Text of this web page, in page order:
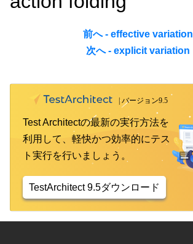
前へ - effective variation
次へ - explicit variation
Test Architectの最新の実行方法を
利用して、軽快かつ効率的にテス
ト実行を行いましょう。
TestArchitect 9.5ダウンロード